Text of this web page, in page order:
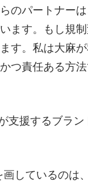
のパートナー
ます。もし規
す。私は大麻
つ責任ある方
支援するブラ
画しているの